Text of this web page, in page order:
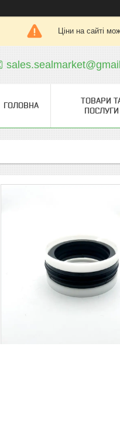
Ціни на сайті
ГОЛОВНА
ТОВАРИ
ПОСЛУГИ